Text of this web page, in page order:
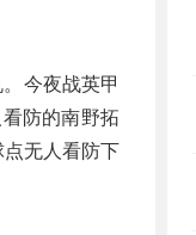
今夜战英甲
防的南野拓
无人看防下